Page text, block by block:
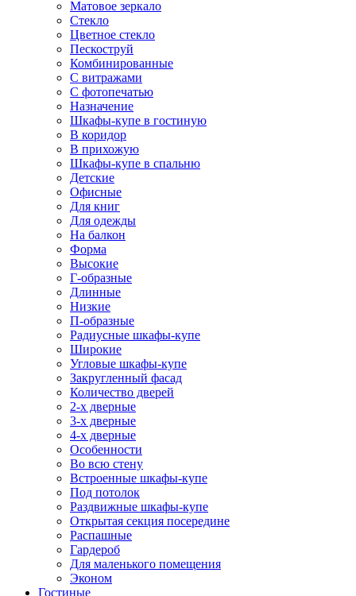
Матовое зеркало
Стекло
Цветное стекло
Пескоструй
Комбинированные
С витражами
С фотопечатью
Назначение
Шкафы-купе в гостиную
В коридор
В прихожую
Шкафы-купе в спальню
Детские
Офисные
Для книг
Для одежды
На балкон
Форма
Высокие
Г-образные
Длинные
Низкие
П-образные
Радиусные шкафы-купе
Широкие
Угловые шкафы-купе
Закругленный фасад
Количество дверей
2-х дверные
3-х дверные
4-х дверные
Особенности
Во всю стену
Встроенные шкафы-купе
Под потолок
Раздвижные шкафы-купе
Открытая секция посередине
Распашные
Гардероб
Для маленького помещения
Эконом
Гостиные